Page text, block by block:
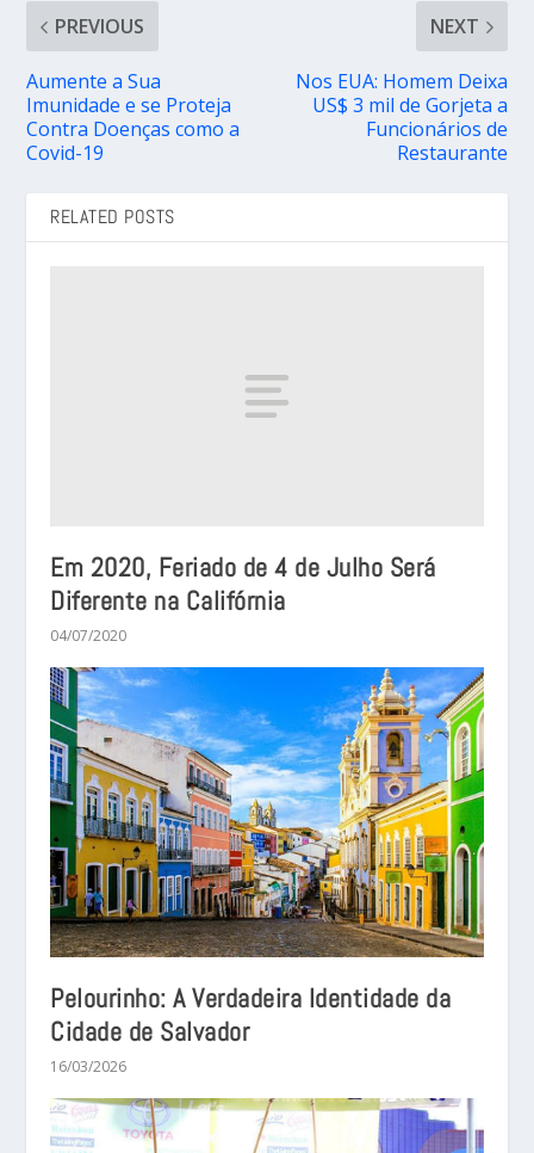
PREVIOUS
Aumente a Sua
Imunidade e se Proteja
Contra Doenças como a
Covid-19
NEXT
Nos EUA: Homem Deixa
US$ 3 mil de Gorjeta a
Funcionários de
Restaurante
RELATED POSTS
Em 2020, Feriado de 4 de Julho Será
Diferente na Califórnia
04/07/2020
Pelourinho: A Verdadeira Identidade da
Cidade de Salvador
16/03/2026